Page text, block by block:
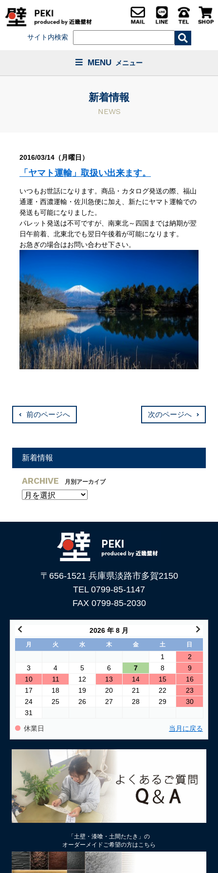
サイト内検索
MENU メニュー
新着情報
NEWS
2016/03/14（月曜日）
「ヤマト運輸」取扱い出来ます。
いつもお世話になります。商品・カタログ発送の際、福山
通運・西濃運輸・佐川急便に加え、新たにヤマト運輸での
発送も可能になりました。
パレット発送は不可ですが、南東北～四国までは納期が翌
日午前着、北東北でも翌日午後着が可能になります。
お急ぎの場合はお問い合わせ下さい。
前のページへ 次のページへ
新着情報
ARCHIVE 月別アーカイブ
〒656-1521 兵庫県淡路市多賀2150
TEL 0799-85-1147
FAX 0799-85-2030
2026 年 8 月
月 火 水 木 金 土 日
1
2
3
4 5 6 7 8
9
10
11 12 13 14 15
16
17
18 19 20 21 22
23
24
25 26 27 28 29
30
31
休業日 当月に戻る
「土壁・漆喰・土間たたき」の
オーダーメイドご希望の方はこちら